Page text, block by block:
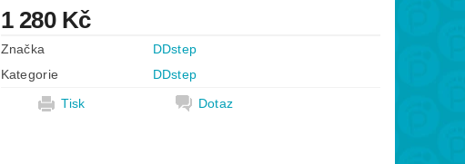
1 280 Kč
Značka
DDstep
Kategorie
DDstep
Tisk
Dotaz